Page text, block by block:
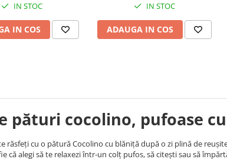
IN STOC
IN COS
IN STOC
ADAUGA IN COS
pături cocolino, pufoase cu
răsfeți cu o pătură Cocolino cu blăniță după o zi plină de
că alegi să te relaxezi într-un colț pufos, să citești sau să